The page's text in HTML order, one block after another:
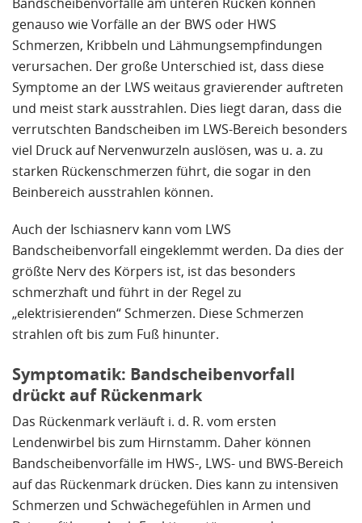
genauso wie Vorfälle an der BWS oder HWS
Schmerzen, Kribbeln und Lähmungsempfindungen
verursachen. Der große Unterschied ist, dass diese
Symptome an der LWS weitaus gravierender auftreten
und meist stark ausstrahlen. Dies liegt daran, dass die
verrutschten Bandscheiben im LWS-Bereich besonders
viel Druck auf Nervenwurzeln auslösen, was u. a. zu
starken Rückenschmerzen führt, die sogar in den
Beinbereich ausstrahlen können.
Auch der Ischiasnerv kann vom LWS
Bandscheibenvorfall eingeklemmt werden. Da dies der
größte Nerv des Körpers ist, ist das besonders
schmerzhaft und führt in der Regel zu
„elektrisierenden“ Schmerzen. Diese Schmerzen
strahlen oft bis zum Fuß hinunter.
Symptomatik: Bandscheibenvorfall
drückt auf Rückenmark
Das Rückenmark verläuft i. d. R. vom ersten
Lendenwirbel bis zum Hirnstamm. Daher können
Bandscheibenvorfälle im HWS-, LWS- und BWS-Bereich
auf das Rückenmark drücken. Dies kann zu intensiven
Schmerzen und Schwächegefühlen in Armen und